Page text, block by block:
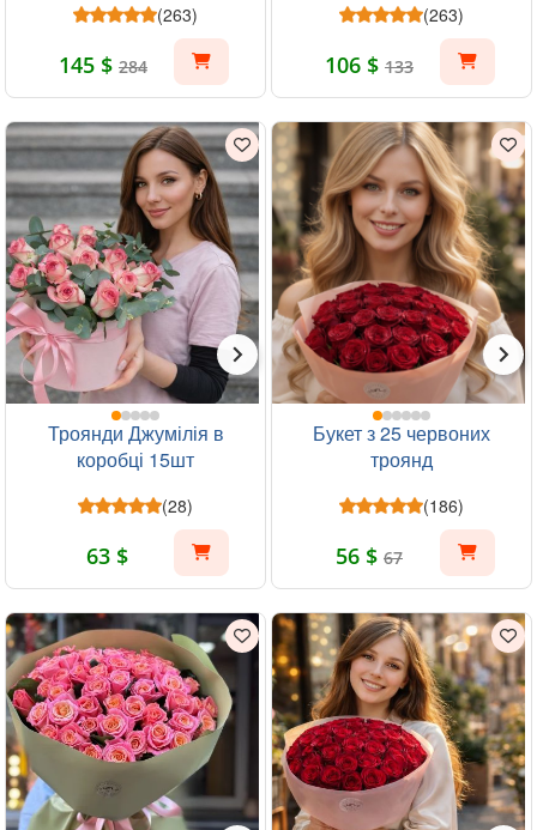
(263)
145 $ 284
(263)
106 $ 133
Троянди Джумілія в
коробці 15шт
(28)
63 $
Букет з 25 червоних
троянд
(186)
56 $ 67